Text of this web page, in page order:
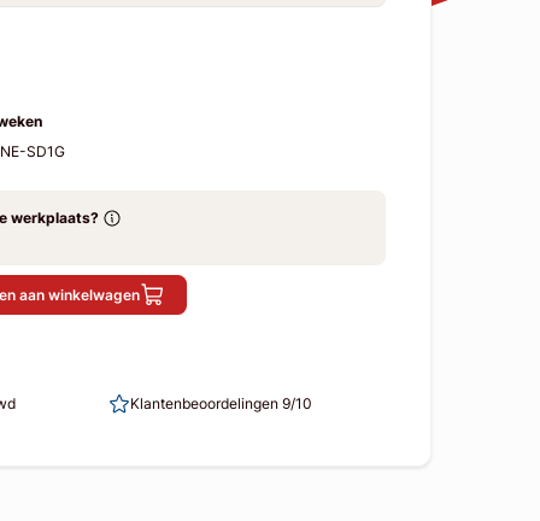
SD1G
werkplaats?
aan winkelwagen
Klantenbeoordelingen 9/10